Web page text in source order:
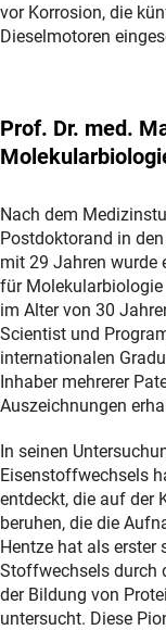
vor Korrosion, die
Dieselmotoren
Prof. Dr. med.
Nach dem
Postdoktorand in
mit 29 Jahren wurde
für
im Alter von 30
Scientist und
internationalen
Inhaber mehrerer
Auszeichnungen
In seinen
Eisenstoffwechsels
entdeckt, die auf der
beruhen, die die
Hentze hat als erster
Stoffwechsels durch
der Bildung von
untersucht. Diese